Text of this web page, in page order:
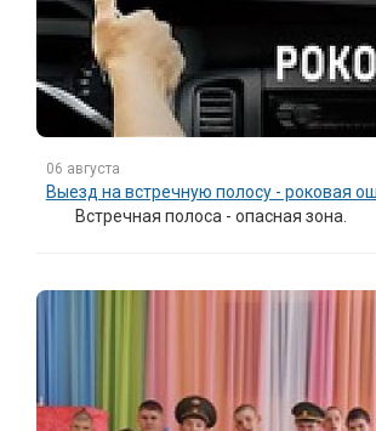
06 августа
Выезд на встречную полосу - роковая
Встречная полоса - опасная зона.